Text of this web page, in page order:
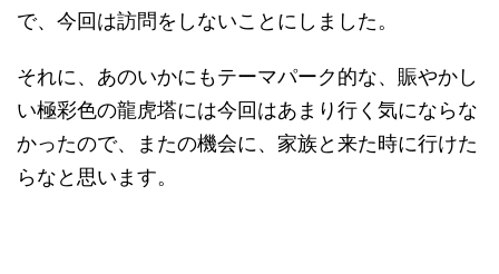
で、今回は訪問をしないことにしました。
それに、あのいかにもテーマパーク的な、賑やかし
い極彩色の龍虎塔には今回はあまり行く気にならな
かったので、またの機会に、家族と来た時に行けた
らなと思います。